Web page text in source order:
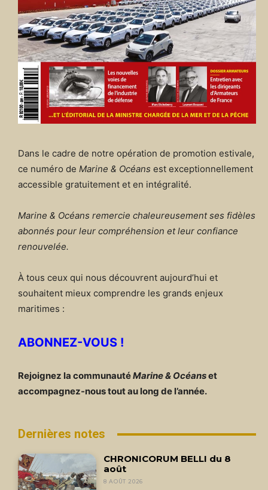
Dans le cadre de notre opération de promotion estivale,
ce numéro de Marine & Océans est exceptionnellement
accessible gratuitement et en intégralité.
Marine & Océans remercie chaleureusement ses fidèles
abonnés pour leur compréhension et leur confiance
renouvelée.
À tous ceux qui nous découvrent aujourd’hui et
souhaitent mieux comprendre les grands enjeux
maritimes :
ABONNEZ-VOUS !
Rejoignez la communautéMarine & Océanset
accompagnez-nous tout au long de l’année.
Dernières notes
CHRONICORUM BELLI du 8
août
8 AOÛT 2026